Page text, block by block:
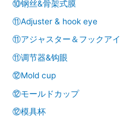
⑩钢丝&骨架式膜
⑪Adjuster & hook eye
⑪アジャスター＆フックアイ
⑪调节器&钩眼
⑫Mold cup
⑫モールドカップ
⑫模具杯